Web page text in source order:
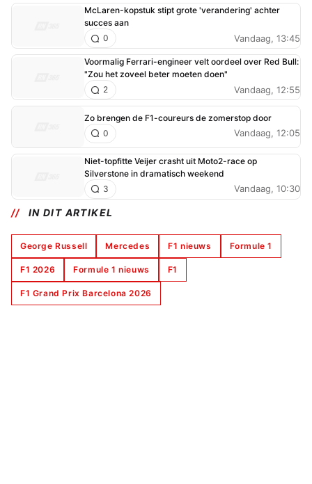
McLaren-kopstuk stipt grote 'verandering' achter
succes aan
Vandaag, 13:45
0
Voormalig Ferrari-engineer velt oordeel over Red Bull:
"Zou het zoveel beter moeten doen"
Vandaag, 12:55
2
Zo brengen de F1-coureurs de zomerstop door
Vandaag, 12:05
0
Niet-topfitte Veijer crasht uit Moto2-race op
Silverstone in dramatisch weekend
Vandaag, 10:30
3
IN DIT ARTIKEL
George Russell Mercedes F1 nieuws Formule 1
F1 2026 Formule 1 nieuws F1
F1 Grand Prix Barcelona 2026